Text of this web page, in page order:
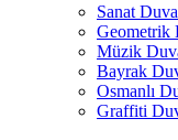
Sanat
Geometrik
Müzik
Bayrak
Osmanlı
Graffiti